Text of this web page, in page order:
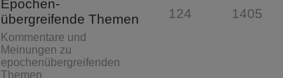
Epochen-
übergreifende Themen
Kommentare und
Meinungen zu
epochenübergreifenden
Themen
124 1405